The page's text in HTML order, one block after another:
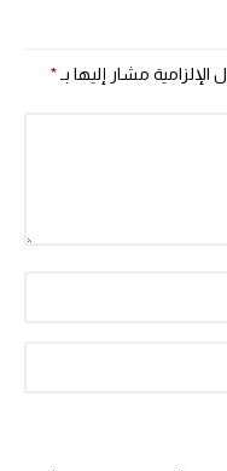
الإلزامية مشار إليها بـ*